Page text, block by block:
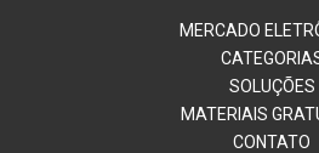
MERCADO
SOLUÇÕES
MATERIAIS
CONTATO